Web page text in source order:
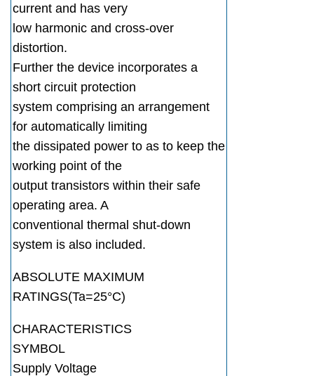
current and has very
low harmonic and cross-over
distortion.
Further the device incorporates a
short circuit protection
system comprising an arrangement
for automatically limiting
the dissipated power to as to keep the
working point of the
output transistors within their safe
operating area. A
conventional thermal shut-down
system is also included.
ABSOLUTE MAXIMUM
RATINGS(Ta=25°C)
CHARACTERISTICS
SYMBOL
Supply Voltage